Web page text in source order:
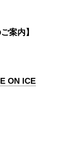
案内】
ON ICE